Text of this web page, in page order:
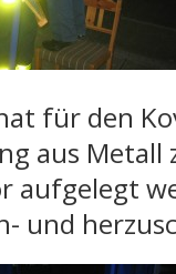
für den
aus
aufgelegt
und